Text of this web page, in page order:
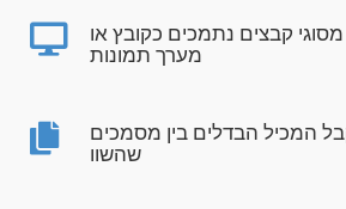
קבצים נתמכים כקובץ או
מערך תמונות
המכיל הבדלים בין מסמכים
שהשוו